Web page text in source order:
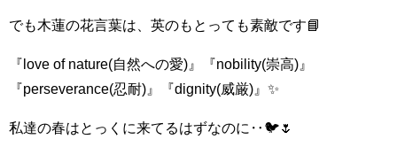
でも木蓮の花言葉は、英のもとっても素敵です📘
『love of nature(自然への愛)』『nobility(崇高)』
『perseverance(忍耐)』『dignity(威厳)』✨
私達の春はとっくに来てるはずなのに‥🐦🌷